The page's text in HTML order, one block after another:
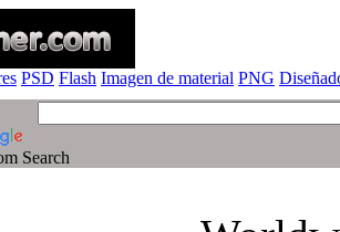
PSD Flash Imagen de material PNG
Search